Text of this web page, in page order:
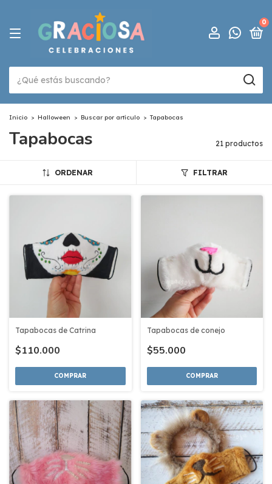
0
Inicio > Halloween > Buscar por artículo > Tapabocas
Tapabocas 21 productos
ORDENAR FILTRAR
Tapabocas de Catrina
$110.000
COMPRAR
Tapabocas de conejo
$55.000
COMPRAR